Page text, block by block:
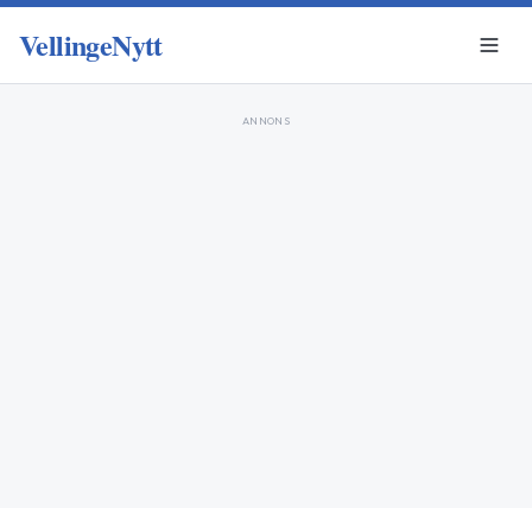
VellingeNytt
ANNONS